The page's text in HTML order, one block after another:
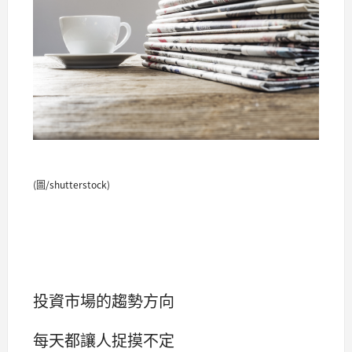
(圖/shutterstock)
投資市場的趨勢方向
每天都讓人捉摸不定